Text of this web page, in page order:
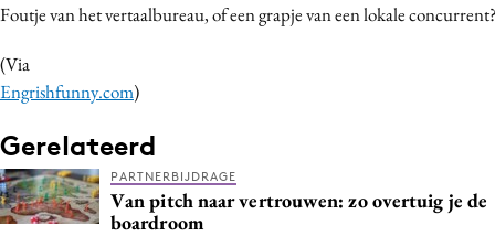
Diversiteit
Effectiviteit
Gedragsverandering
Interne communicatie
Martech
Media
Foutje van het vertaalbureau, of een grapje van een lokale concurrent?
(Via
Engrishfunny.com)
Gerelateerd
PARTNERBIJDRAGE
Van pitch naar vertrouwen: zo overtuig je de
boardroom